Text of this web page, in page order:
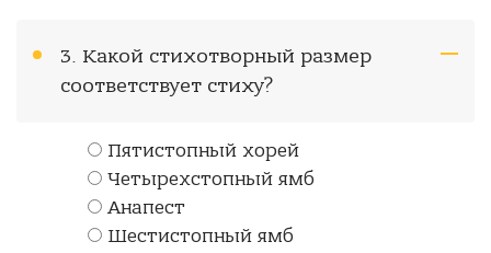
3. Какой стихотворный размер
соответствует стиху?
Пятистопный хорей
Четырехстопный ямб
Анапест
Шестистопный ямб